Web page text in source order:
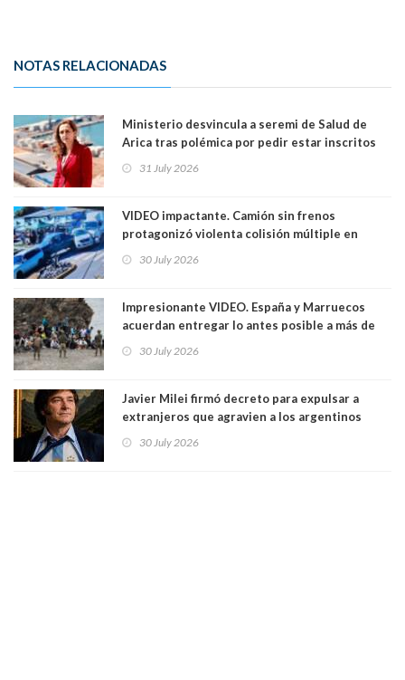
NOTAS RELACIONADAS
Ministerio desvincula a seremi de Salud de
Arica tras polémica por pedir estar inscritos
Ya son 29 seremis despedidos desde el 11 de
31 July 2026
VIDEO impactante. Camión sin frenos
protagonizó violenta colisión múltiple en
30 July 2026
Impresionante VIDEO. España y Marruecos
acuerdan entregar lo antes posible a más de
avalancha y de manera irregular a territorio
30 July 2026
Javier Milei firmó decreto para expulsar a
extranjeros que agravien a los argentinos
30 July 2026